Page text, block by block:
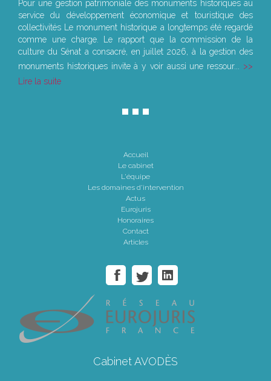
Pour une gestion patrimoniale des monuments historiques au
service du développement économique et touristique des
collectivités Le monument historique a longtemps été regardé
comme une charge. Le rapport que la commission de la
culture du Sénat a consacré, en juillet 2026, à la gestion des
monuments historiques invite à y voir aussi une ressour...
Lire la suite
Accueil
Le cabinet
L'équipe
Les domaines d'intervention
Actus
Eurojuris
Honoraires
Contact
Articles
Cabinet AVODÈS